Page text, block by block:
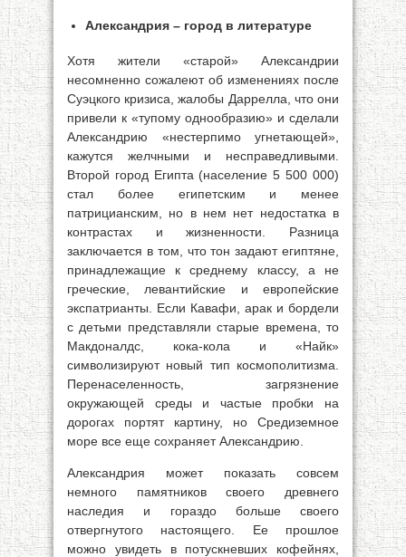
Александрия – город в литературе
Хотя жители «старой» Александрии
несомненно сожалеют об изменениях после
Суэцкого кризиса, жалобы Даррелла, что они
привели к «тупому однообразию» и сделали
Александрию «нестерпимо угнетающей»,
кажутся желчными и несправедливыми.
Второй город Египта (население 5 500 000)
стал более египетским и менее
патрицианским, но в нем нет недостатка в
контрастах и жизненности. Разница
заключается в том, что тон задают египтяне,
принадлежащие к среднему классу, а не
греческие, левантийские и европейские
экспатрианты. Если Кавафи, арак и бордели
с детьми представляли старые времена, то
Макдоналдс, кока-кола и «Найк»
символизируют новый тип космополитизма.
Перенаселенность, загрязнение
окружающей среды и частые пробки на
дорогах портят картину, но Средиземное
море все еще сохраняет Александрию.
Александрия может показать совсем
немного памятников своего древнего
наследия и гораздо больше своего
отвергнутого настоящего. Ее прошлое
можно увидеть в потускневших кофейнях,